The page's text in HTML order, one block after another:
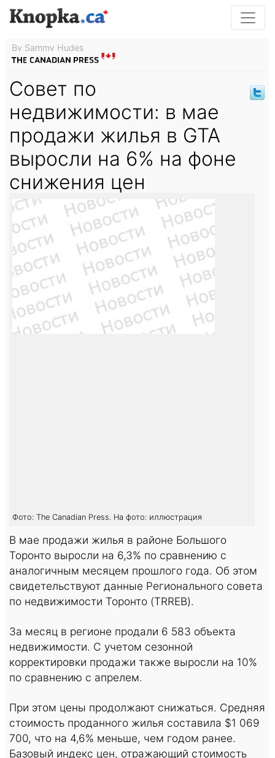
By Sammy Hudes
Совет по
недвижимости: в мае
продажи жилья в GTA
выросли на 6% на фоне
снижения цен
Фото: The Canadian Press. На фото: иллюстрация
В мае продажи жилья в районе Большого
Торонто выросли на 6,3% по сравнению с
аналогичным месяцем прошлого года. Об этом
свидетельствуют данные Регионального совета
по недвижимости Торонто (TRREB).
За месяц в регионе продали 6 583 объекта
недвижимости. С учетом сезонной
корректировки продажи также выросли на 10%
по сравнению с апрелем.
При этом цены продолжают снижаться. Средняя
стоимость проданного жилья составила $1 069
700, что на 4,6% меньше, чем годом ранее.
Базовый индекс цен, отражающий стоимость